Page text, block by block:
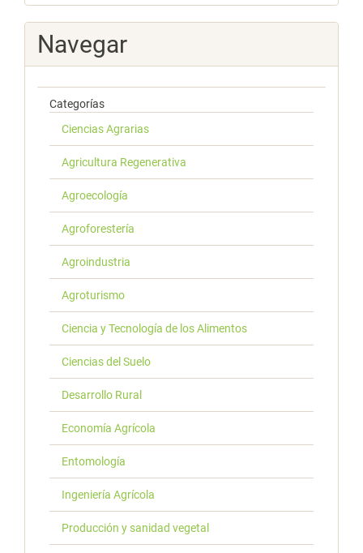
Navegar
Categorías
Ciencias Agrarias
Agricultura Regenerativa
Agroecología
Agroforestería
Agroindustria
Agroturismo
Ciencia y Tecnología de los Alimentos
Ciencias del Suelo
Desarrollo Rural
Economía Agrícola
Entomología
Ingeniería Agrícola
Producción y sanidad vegetal